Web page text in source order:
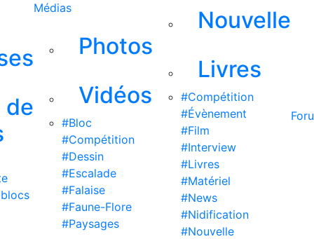
de
Médias
Photos
Vidéos
#Bloc
#Compétition
#Dessin
#Escalade
#Falaise
#Faune-Flore
#Paysages
Nouvelle
Livres
#Compétition
#Évènement
#Film
#Interview
#Livres
#Matériel
#News
#Nidification
#Nouvelle